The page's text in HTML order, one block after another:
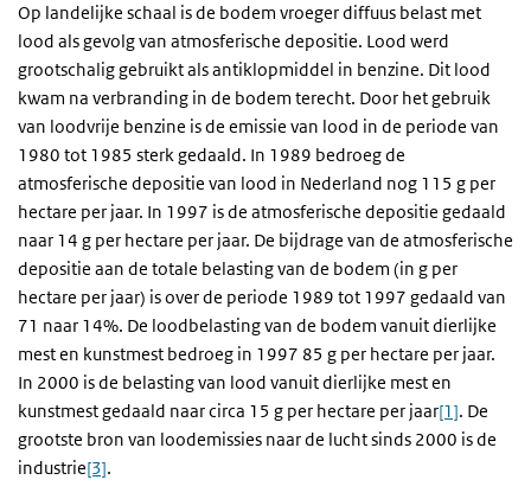
Op landelijke schaal is de bodem vroeger diffuus belast met
lood als gevolg van atmosferische depositie. Lood werd
grootschalig gebruikt als antiklopmiddel in benzine. Dit lood
kwam na verbranding in de bodem terecht. Door het gebruik
van loodvrije benzine is de emissie van lood in de periode van
1980 tot 1985 sterk gedaald. In 1989 bedroeg de
atmosferische depositie van lood in Nederland nog 115 g per
hectare per jaar. In 1997 is de atmosferische depositie gedaald
naar 14 g per hectare per jaar. De bijdrage van de atmosferische
depositie aan de totale belasting van de bodem (in g per
hectare per jaar) is over de periode 1989 tot 1997 gedaald van
71 naar 14%. De loodbelasting van de bodem vanuit dierlijke
mest en kunstmest bedroeg in 1997 85 g per hectare per jaar.
In 2000 is de belasting van lood vanuit dierlijke mest en
kunstmest gedaald naar circa 15 g per hectare per jaar[1]. De
grootste bron van loodemissies naar de lucht sinds 2000 is de
industrie[3].